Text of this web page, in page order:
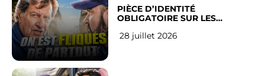
PIÈCE D’IDENTITÉ
OBLIGATOIRE SUR LES
Français
28 juillet 2026